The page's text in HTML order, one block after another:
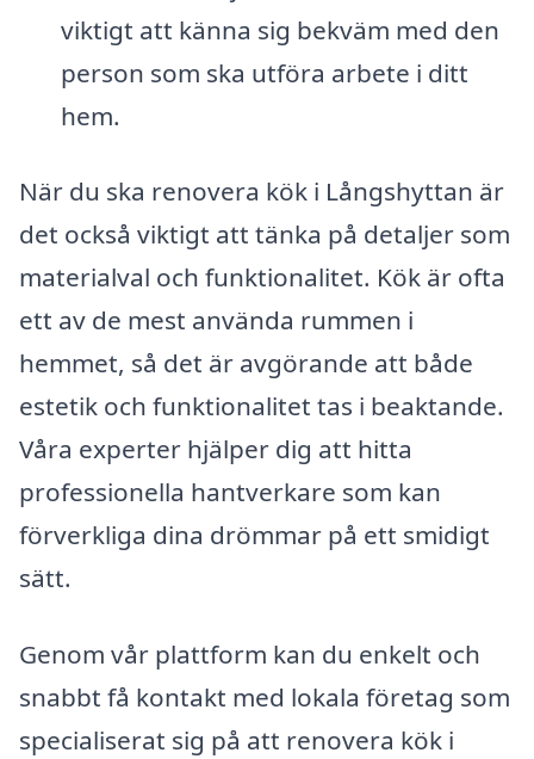
viktigt att känna sig bekväm med den
person som ska utföra arbete i ditt
hem.
När du ska renovera kök i Långshyttan är
det också viktigt att tänka på detaljer som
materialval och funktionalitet. Kök är ofta
ett av de mest använda rummen i
hemmet, så det är avgörande att både
estetik och funktionalitet tas i beaktande.
Våra experter hjälper dig att hitta
professionella hantverkare som kan
förverkliga dina drömmar på ett smidigt
sätt.
Genom vår plattform kan du enkelt och
snabbt få kontakt med lokala företag som
specialiserat sig på att renovera kök i